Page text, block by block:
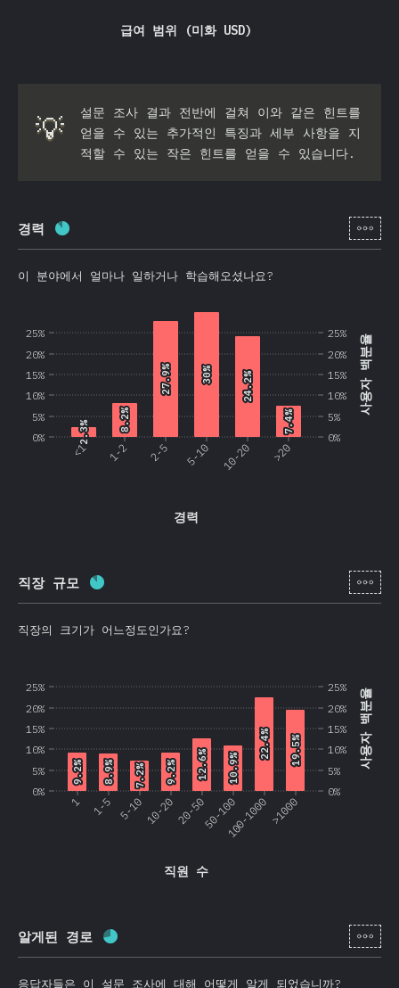
급여 범위 (미화 USD)
💡
설문 조사 결과 전반에 걸쳐 이와 같은 힌트를
얻을 수 있는 추가적인 특징과 세부 사항을 지
적할 수 있는 작은 힌트를 얻을 수 있습니다.
경력 완료율: [ko-
이 분야에서 얼마나 일하거나 학습해오셨나요?
0%
5%
10%
15%
20%
25%
사용자 백분율
<1 1-2 2-5 5-10 10-20 >20
경력
0%
5%
10%
15%
20%
25%
2.3%
2.3% 8.2%
8.2%
27.9%
27.9% 30%
30% 24.2%
24.2%
7.4%
7.4%
직장 규모 완료율: [ko-
직장의 크기가 어느정도인가요?
0%
5%
10%
15%
20%
25%
사용자 백분율
1 1-5 5-10 10-2020-5050-100100-1000 >1000
직원 수
0%
5%
10%
15%
20%
25%
9.2%
9.2% 8.9%
8.9% 7.2%
7.2% 9.2%
9.2% 12.6%
12.6% 10.9%
10.9%
22.4%
22.4% 19.5%
19.5%
알게된 경로 완료율: [ko-
응답자들은 이 설문 조사에 대해 어떻게 알게 되었습니까?